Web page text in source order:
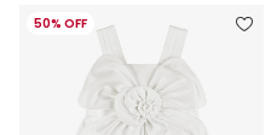
50% OFF